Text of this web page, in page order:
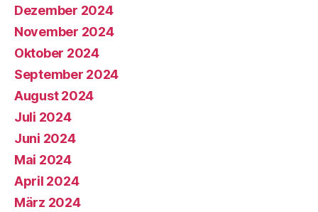
Dezember 2024
November 2024
Oktober 2024
September 2024
August 2024
Juli 2024
Juni 2024
Mai 2024
April 2024
März 2024